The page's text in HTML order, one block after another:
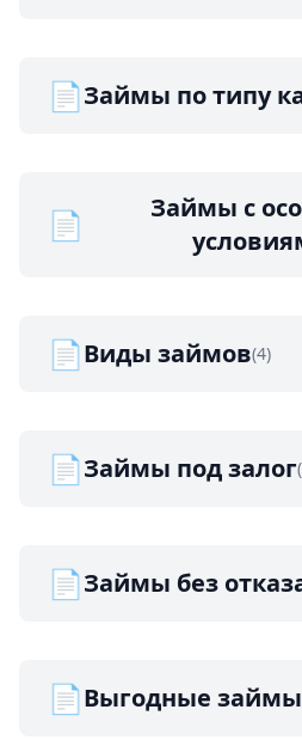
📄Займы по типу
📄
Займы с
📄Виды займов(4)
📄Займы под залог
📄Займы без
📄Выгодные займы